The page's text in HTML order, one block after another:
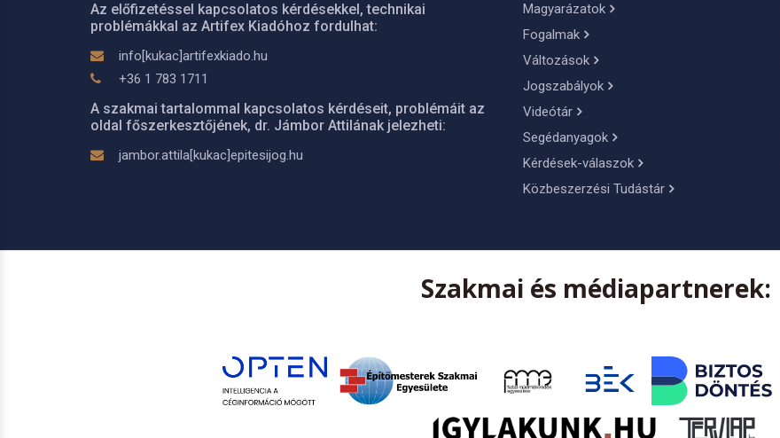
Az előfizetéssel kapcsolatos kérdésekkel, technikai
problémákkal az Artifex Kiadóhoz fordulhat:
info[kukac]artifexkiado.hu
+36 1 783 1711
A szakmai tartalommal kapcsolatos kérdéseit, problémáit az
oldal főszerkesztőjének, dr. Jámbor Attilának jelezheti:
jambor.attila[kukac]epitesijog.hu
Magyarázatok
Fogalmak
Változások
Jogszabályok
Videótár
Segédanyagok
Kérdések-válaszok
Közbeszerzési Tudástár
Szakmai és médiapartnerek: